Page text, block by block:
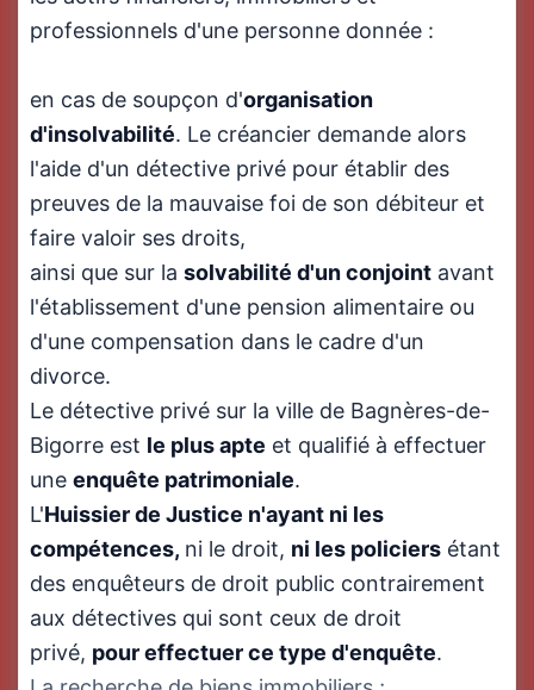
professionnels d'une personne donnée :
en cas de soupçon d'organisation
d'insolvabilité. Le créancier demande alors
l'aide d'un détective privé pour établir des
preuves de la mauvaise foi de son débiteur et
faire valoir ses droits,
ainsi que sur la solvabilité d'un conjoint avant
l'établissement d'une pension alimentaire ou
d'une compensation dans le cadre d'un
divorce.
Le détective privé sur la ville de Bagnères-de-
Bigorre est le plus apte et qualifié à effectuer
une enquête patrimoniale.
L'Huissier de Justice n'ayant ni les
compétences, ni le droit, ni les policiers étant
des enquêteurs de droit public contrairement
aux détectives qui sont ceux de droit
privé, pour effectuer ce type d'enquête.